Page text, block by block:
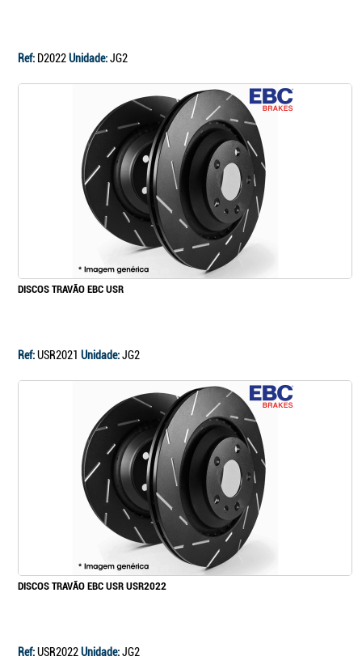
Ref: D2022Unidade:JG2
DISCOS TRAVÃO EBC USR
Ref:USR2021 Unidade:JG2
DISCOS TRAVÃO EBC USR USR2022
Ref:USR2022Unidade:JG2